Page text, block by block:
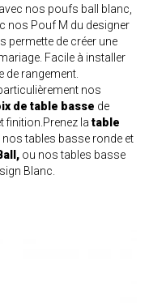
nos poufs ball blanc
nos Pouf M du designer
permette de créer une
Facile à installer
rangement.
nos
de table basse de
finition.Prenez la table
nostables basse ronde et
ou nostables basse
Blanc.